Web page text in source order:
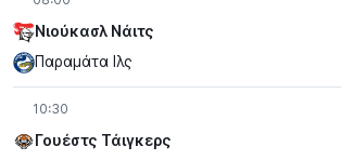
Νιούκασλ Νάιτς
Παραμάτα Iλς
10:30
Γουέστς Τάιγκερς